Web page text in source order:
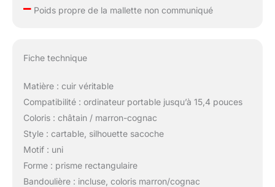
–Poids propre de la mallette non communiqué
Fiche technique
Matière : cuir véritable
Compatibilité : ordinateur portable jusqu’à 15,4 pouces
Coloris : châtain / marron-cognac
Style : cartable, silhouette sacoche
Motif : uni
Forme : prisme rectangulaire
Bandoulière : incluse, coloris marron/cognac